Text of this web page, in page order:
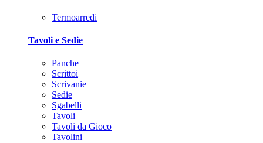
Termoarredi
Tavoli e Sedie
Panche
Scrittoi
Scrivanie
Sedie
Sgabelli
Tavoli
Tavoli da Gioco
Tavolini